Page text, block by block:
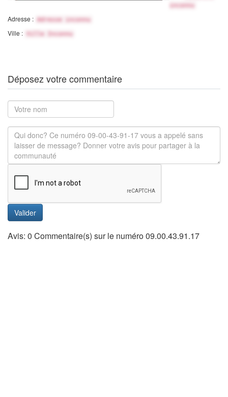
inconnu
Adresse : Adresse inconnu
Ville : Ville Inconnu
Déposez votre commentaire
Valider
Avis: 0 Commentaire(s) sur le numéro 09.00.43.91.17